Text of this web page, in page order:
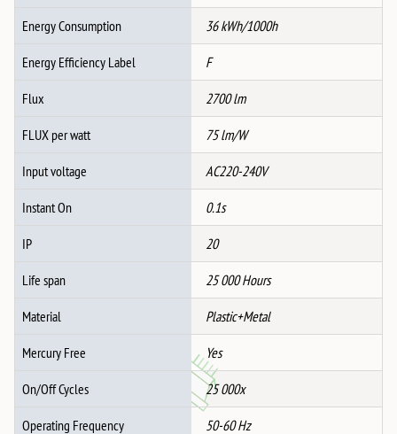
Energy Consumption 36 kWh/1000h
Energy Efficiency Label F
Flux 2700 lm
FLUX per watt 75 lm/W
Input voltage AC220-240V
Instant On 0.1s
IP 20
Life span 25 000 Hours
Material Plastic+Metal
Mercury Free Yes
On/Off Cycles 25 000x
Operating Frequency 50-60 Hz